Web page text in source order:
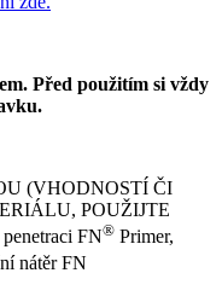
Před použitím si vždy
(VHODNOSTÍ ČI
POUŽIJTE
FN® Primer,
nátěr FN